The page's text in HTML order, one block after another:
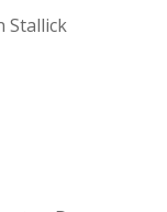
Stallick